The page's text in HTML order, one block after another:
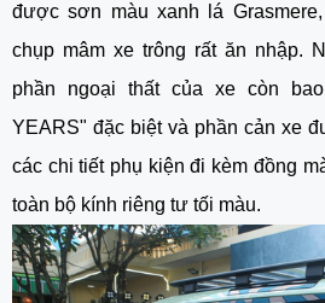
được sơn màu xanh lá
chụp mâm xe trông rất ăn nhập.
phần ngoại thất của xe còn
YEARS" đặc biệt và phần cản xe
các chi tiết phụ kiện đi kèm đồng
toàn bộ kính riêng tư tối màu.